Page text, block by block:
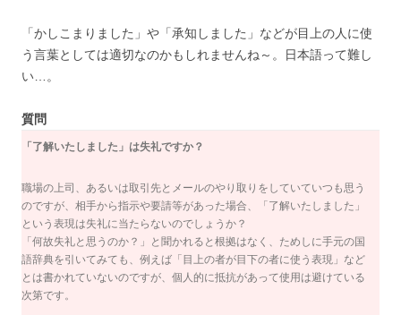
「かしこまりました」や「承知しました」などが目上の人に使
う言葉としては適切なのかもしれませんね～。日本語って難し
い…。
質問
「了解いたしました」は失礼ですか？
職場の上司、あるいは取引先とメールのやり取りをしていていつも思う
のですが、相手から指示や要請等があった場合、「了解いたしました」
という表現は失礼に当たらないのでしょうか？
「何故失礼と思うのか？」と聞かれると根拠はなく、ためしに手元の国
語辞典を引いてみても、例えば「目上の者が目下の者に使う表現」など
とは書かれていないのですが、個人的に抵抗があって使用は避けている
次第です。